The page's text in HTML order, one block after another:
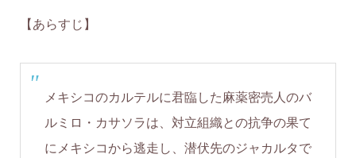
【あらすじ】
メキシコのカルテルに君臨した麻薬密売人のバ
ルミロ・カサソラは、対立組織との抗争の果て
にメキシコから逃走し、潜伏先のジャカルタで